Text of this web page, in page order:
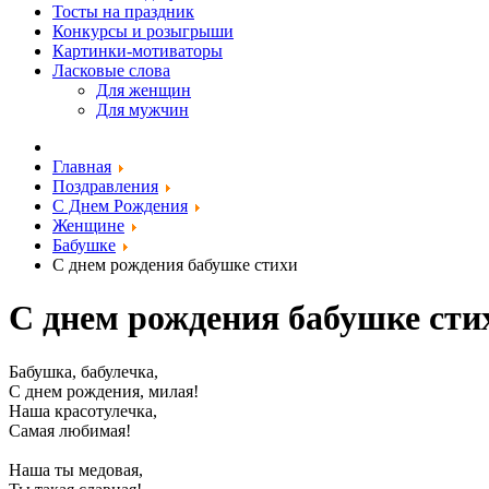
Тосты на праздник
Конкурсы и розыгрыши
Картинки-мотиваторы
Ласковые слова
Для женщин
Для мужчин
Главная
Поздравления
С Днем Рождения
Женщине
Бабушке
С днем рождения бабушке стихи
С днем рождения бабушке
Бабушка, бабулечка,
С днем рождения, милая!
Наша красотулечка,
Самая любимая!
Наша ты медовая,